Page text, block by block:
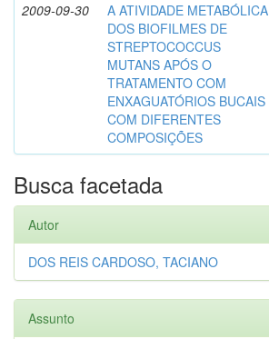
2009-09-30
A ATIVIDADE METABÓLICA
DOS BIOFILMES DE
STREPTOCOCCUS
MUTANS APÓS O
TRATAMENTO COM
ENXAGUATÓRIOS BUCAIS
COM DIFERENTES
COMPOSIÇÕES
Busca facetada
Autor
DOS REIS CARDOSO, TACIANO
Assunto